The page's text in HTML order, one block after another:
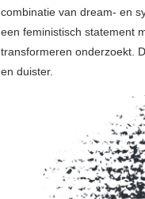
combinatie van dream- en
een feministisch statement
transformeren onderzoekt.
en duister.